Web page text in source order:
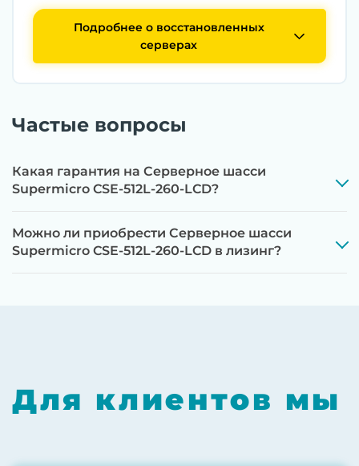
Подробнее о восстановленных
серверах
Этап 2:Обновление прошивок BIOS, RAID-
контроллеров, iLO/iDRAC и сетевых
Частые вопросы
Какая гарантия на Серверное шасси
Supermicro CSE-512L-260-LCD?
Можно ли приобрести Серверное шасси
Supermicro CSE-512L-260-LCD в лизинг?
Для клиентов мы